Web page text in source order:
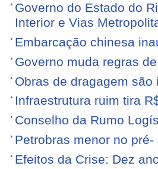
Governo do Estado do
Interior e Vias
Embarcação chinesa
Governo muda regras
Obras de dragagem
Infraestrutura ruim tira
Conselho da Rumo
Petrobras menor no pré-
Efeitos da Crise: Dez